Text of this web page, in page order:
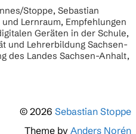
Stoppe, Sebastian
Lernraum, Empfehlungen
Geräten in der Schule,
und Lehrerbildung Sachsen-
des Landes Sachsen-Anhalt,
© 2026 Sebastian Stoppe
Theme by Anders Norén